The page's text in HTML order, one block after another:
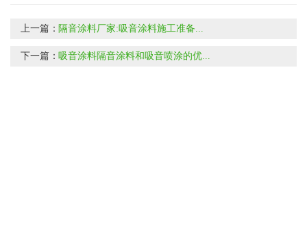
上一篇： 隔音涂料厂家:吸音涂料施工准备...
下一篇： 吸音涂料隔音涂料和吸音喷涂的优...